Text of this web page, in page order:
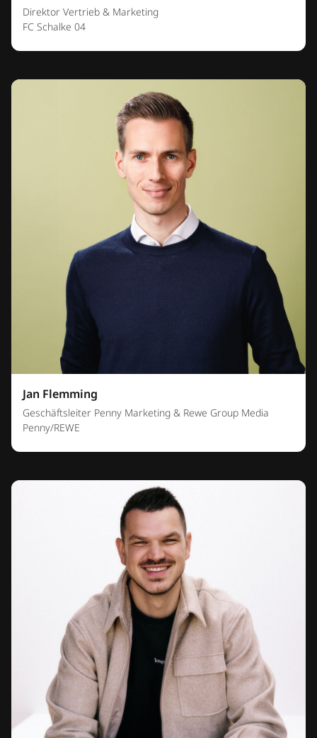
Direktor Vertrieb & Marketing
FC Schalke 04
Jan Flemming
Geschäftsleiter Penny Marketing & Rewe Group Media
Penny/REWE